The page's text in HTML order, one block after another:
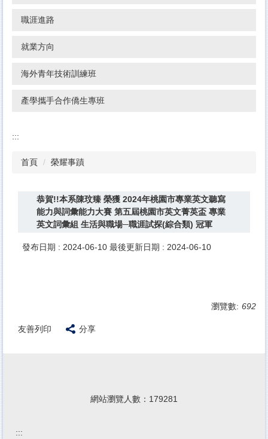
職涯進路
就業方向
海外青年技術訓練班
產學攜手合作僑生專班
:::
首頁 榮耀事蹟
恭賀!!本系陳玟臻 榮獲 2024年桃園市專業英文聽寫
能力與詞彙能力大賽 第五屆桃園市英文菁英盃 專業
英文詞彙組 生活與職場─職涯試探(綜合類) 冠軍
發布日期 : 2024-06-10 最後更新日期 : 2024-06-10
瀏覽數: 692
友善列印 分享
網站瀏覽人數： 179281
:::